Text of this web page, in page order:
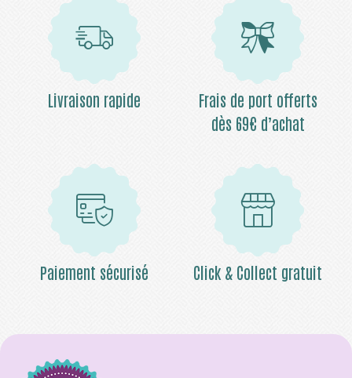
Livraison rapide
Frais de port offerts
dès 69€ d’achat
Paiement sécurisé Click & Collect gratuit